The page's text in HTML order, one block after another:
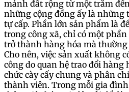
mảnh đất rộng từ một trăm
những cộng đồng ấy là những
tự cấp. Phần lớn sản phẩm là
trong công xã, chỉ có một
trở thành hàng hóa mà thường
Cho nên, việc sản xuất không
công do quan hệ trao đổi hàng
chức cày cấy chung và phân
thành viên. Trong mỗi gia